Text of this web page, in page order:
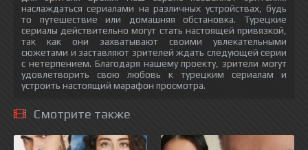
наслаждаться сериалами на различных устройствах, будь
то путешествие или домашняя обстановка. Турецкие
сериалы действительно могут стать настоящей привязкой,
так как они захватывают своими увлекательными
сюжетами и заставляют зрителей ждать следующей серии
с нетерпением. Благодаря нашему проекту, зрители могут
удовлетворить свою любовь к турецким сериалам и
устроить настоящий марафон просмотра.
Смотрите также